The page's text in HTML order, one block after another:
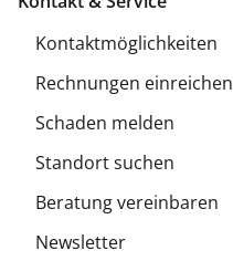
Kontaktmöglichkeiten
Rechnungen einreichen
Schaden melden
Standort suchen
Beratung vereinbaren
Newsletter